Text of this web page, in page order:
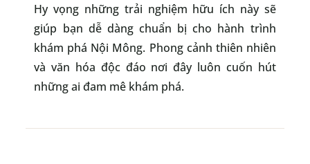
Hy vọng những trải nghiệm hữu ích này sẽ
giúp bạn dễ dàng chuẩn bị cho hành trình
khám phá Nội Mông. Phong cảnh thiên nhiên
và văn hóa độc đáo nơi đây luôn cuốn hút
những ai đam mê khám phá.